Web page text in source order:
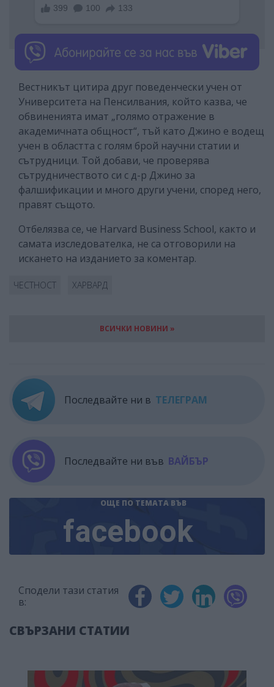
Вестникът цитира друг поведенчески учен от
Университета на Пенсилвания, който казва, че
обвиненията имат „голямо отражение в
академичната общност“, тъй като Джино е водещ
учен в областта с голям брой научни статии и
сътрудници. Той добави, че проверява
сътрудничеството си с д-р Джино за
фалшификации и много други учени, според него,
правят същото.
Отбелязва се, че Harvard Business School, както и
самата изследователка, не са отговорили на
искането на изданието за коментар.
ЧЕСТНОСТ ХАРВАРД
ВСИЧКИ НОВИНИ »
Последвайте ни в ТЕЛЕГРАМ
Последвайте ни във ВАЙБЪР
ОЩЕ ПО ТЕМАТА ВЪВ
facebook
Сподели тази статия
в:
СВЪРЗАНИ СТАТИИ